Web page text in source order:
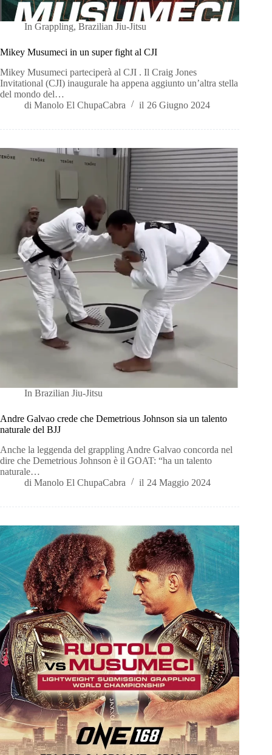
In Grappling,Brazilian Jiu-Jitsu
Mikey Musumeci in un super fight al CJI
Mikey Musumeci parteciperà al CJI . Il Craig Jones
Invitational (CJI) inaugurale ha appena aggiunto un’altra stella
del mondo del…
di Manolo El ChupaCabra il 26 Giugno 2024
In Brazilian Jiu-Jitsu
Andre Galvao crede che Demetrious Johnson sia un talento
naturale del BJJ
Anche la leggenda del grappling Andre Galvao concorda nel
dire che Demetrious Johnson è il GOAT: “ha un talento
naturale…
di Manolo El ChupaCabra il 24 Maggio 2024